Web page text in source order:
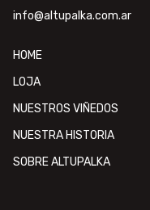
info@altupalka.com.ar
HOME
LOJA
NUESTROS VIÑEDOS
NUESTRA HISTORIA
SOBRE ALTUPALKA